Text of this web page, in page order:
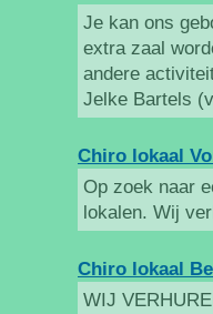
Je kan ons
extra zaal
andere
Jelke Bartels
Chiro lokaal
Op zoek naar
lokalen. Wij
Chiro lokaal
WIJ